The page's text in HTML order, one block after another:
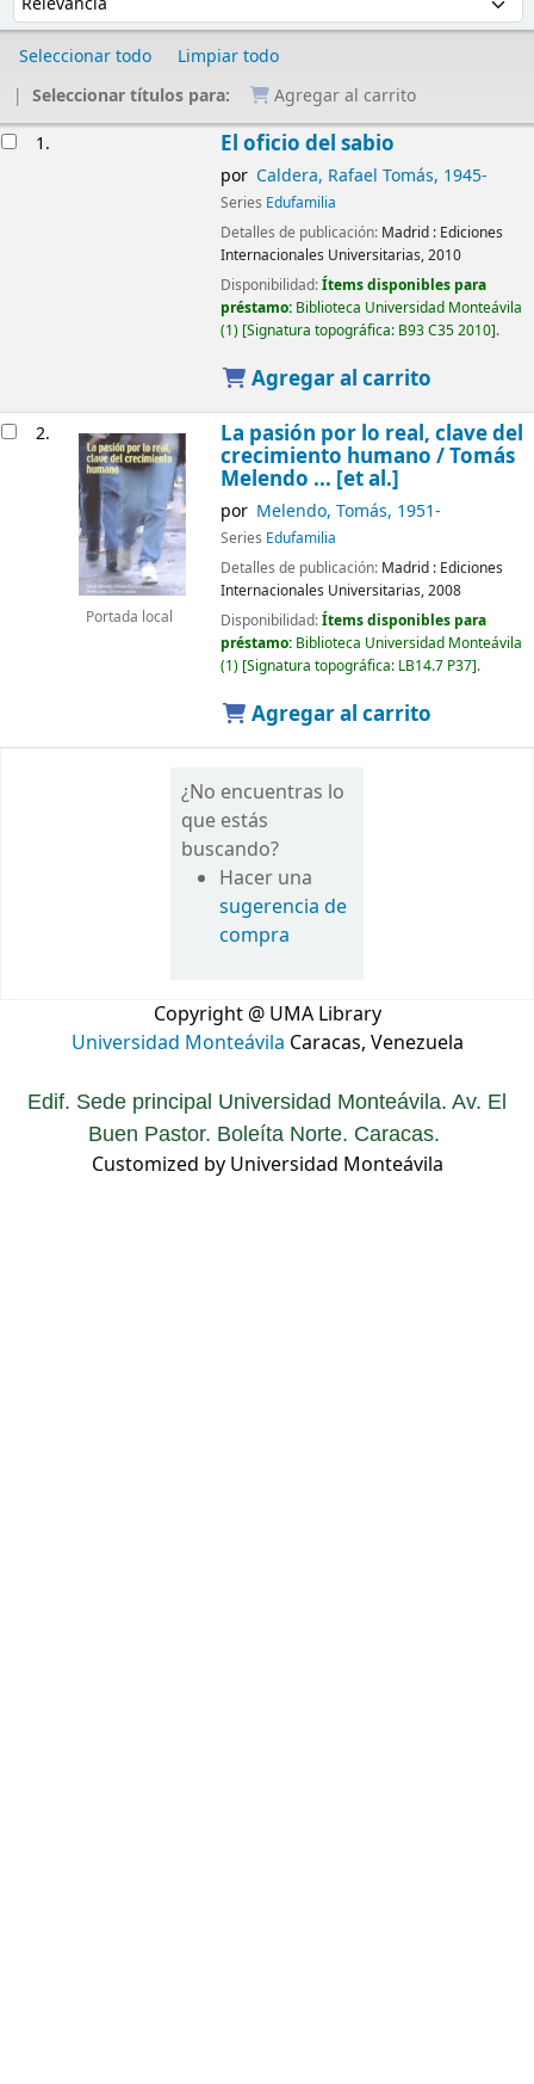
Seleccionar todo
Limpiar todo
Seleccionar títulos para:
Agregar al carrito
1. El oficio del sabio
por Caldera, Rafael Tomás, 1945-
Series Edufamilia
Detalles de publicación: Madrid : Ediciones
Internacionales Universitarias,2010
Disponibilidad:Ítems disponibles para
préstamo: Biblioteca Universidad Monteávila
(1) Signatura topográfica: B93 C35 2010 .
Agregar al carrito
2.
Portada local
La pasión por lo real, clave del
crecimiento humano /Tomás
Melendo ... [et al.]
por Melendo, Tomás, 1951-
Series Edufamilia
Detalles de publicación: Madrid : Ediciones
Internacionales Universitarias,2008
Disponibilidad:Ítems disponibles para
préstamo: Biblioteca Universidad Monteávila
(1) Signatura topográfica: LB14.7 P37 .
Agregar al carrito
¿No encuentras lo
que estás
buscando?
Hacer una
sugerencia de
compra
Copyright @ UMA Library
Universidad Monteávila Caracas, Venezuela
Edif. Sede principal Universidad Monteávila. Av. El
Buen Pastor. Boleíta Norte. Caracas.
Customized by Universidad Monteávila